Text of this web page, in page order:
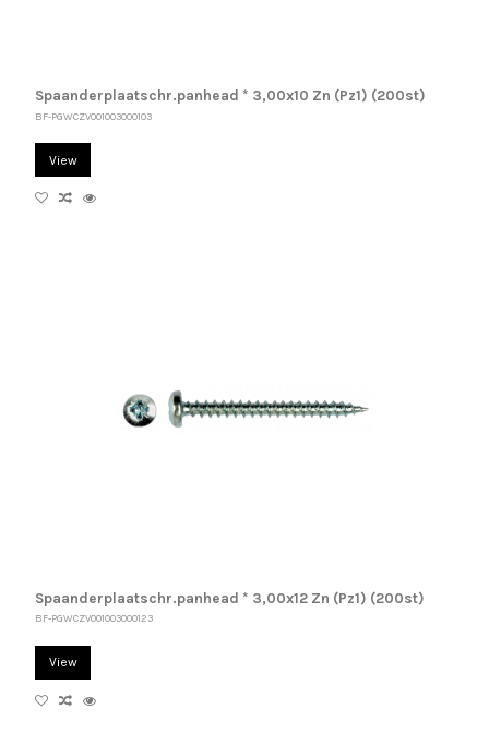
Spaanderplaatschr.panhead * 3,00x10 Zn (Pz1) (200st)
BF-PGWCZV001003000103
View
Spaanderplaatschr.panhead * 3,00x12 Zn (Pz1) (200st)
BF-PGWCZV001003000123
View